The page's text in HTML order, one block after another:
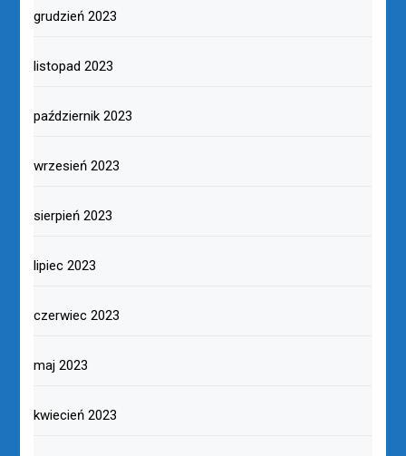
grudzień 2023
listopad 2023
październik 2023
wrzesień 2023
sierpień 2023
lipiec 2023
czerwiec 2023
maj 2023
kwiecień 2023